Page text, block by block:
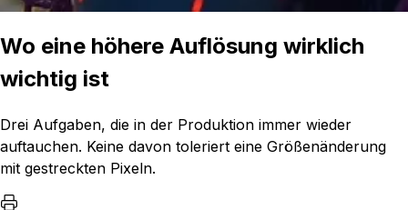
Wo eine höhere Auflösung wirklich
wichtig ist
Drei Aufgaben, die in der Produktion immer wieder
auftauchen. Keine davon toleriert eine Größenänderung
mit gestreckten Pixeln.